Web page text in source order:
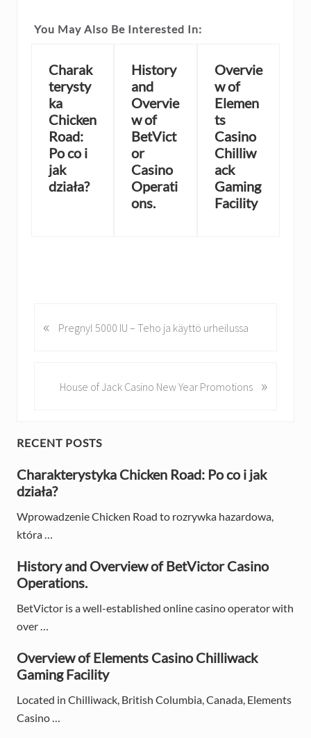
You May Also Be Interested In:
Charak
terysty
ka
Chicken
Road:
Po co i
jak
działa?
History
and
Overvie
w of
BetVict
or
Casino
Operati
ons.
Overvie
w of
Elemen
ts
Casino
Chilliw
ack
Gaming
Facility
P
s
o
s
:
« Pregnyl 5000 IU – Teho ja käyttö urheilussa
P
s
t
:
House of Jack Casino New Year Promotions »
P
r
i
m
r
y
S
i
d
e
b
RECENT POSTS
Charakterystyka Chicken Road: Po co i jak
działa?
Wprowadzenie Chicken Road to rozrywka hazardowa,
która …
History and Overview of BetVictor Casino
Operations.
BetVictor is a well-established online casino operator with
over …
Overview of Elements Casino Chilliwack
Gaming Facility
Located in Chilliwack, British Columbia, Canada, Elements
Casino …